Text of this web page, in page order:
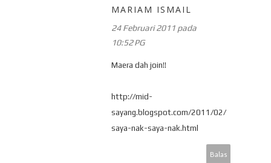
MARIAM ISMAIL
24 Februari 2011 pada
10:52 PG
Maera dah join!!
http://mid-
sayang.blogspot.com/2011/02/
saya-nak-saya-nak.html
Balas